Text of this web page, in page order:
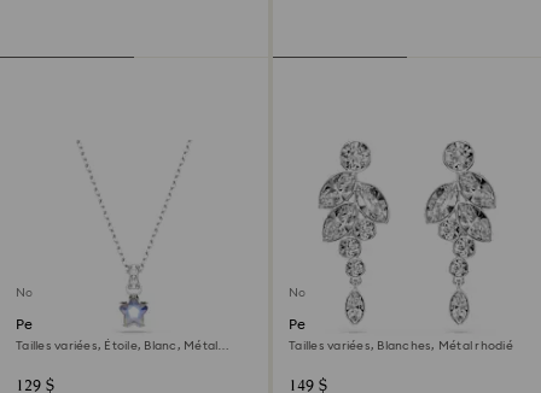
Nouveau
Pendentif Chroma
Tailles variées, Étoile, Blanc, Métal
129 $
Nouveau
Pendants d'oreilles Diapason
Tailles variées, Blanches, Métal rhodié
149 $